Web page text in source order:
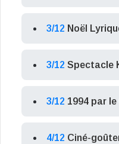
3/12 Noël
3/12 Spectacle
3/12 1994 par
4/12 Ciné-